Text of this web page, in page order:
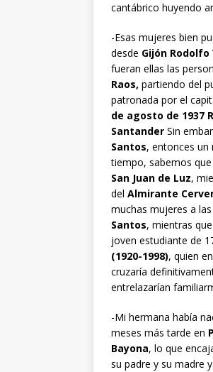
cantábrico huyendo
-Esas mujeres bien
desde Gijón Rodolfo
fueran ellas las
Raos, partiendo del
patronada por el
de agosto de 1937
Santander Sin
Santos, entonces un
tiempo, sabemos
San Juan de Luz,
del Almirante
muchas mujeres a las
Santos, mientras
joven estudiante de
(1920-1998), quien
cruzaría
entrelazarían
-Mi hermana había
meses más tarde en
Bayona, lo que
su padre y su madre